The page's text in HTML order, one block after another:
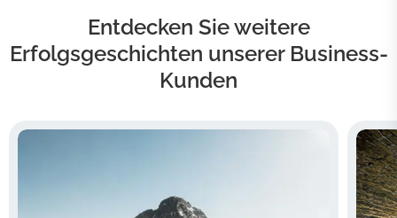
Entdecken Sie weitere
Erfolgsgeschichten unserer Business-
Kunden